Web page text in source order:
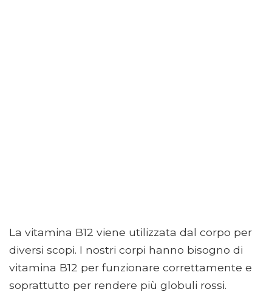
La vitamina B12 viene utilizzata dal corpo per
diversi scopi. I nostri corpi hanno bisogno di
vitamina B12 per funzionare correttamente e
soprattutto per rendere più globuli rossi.